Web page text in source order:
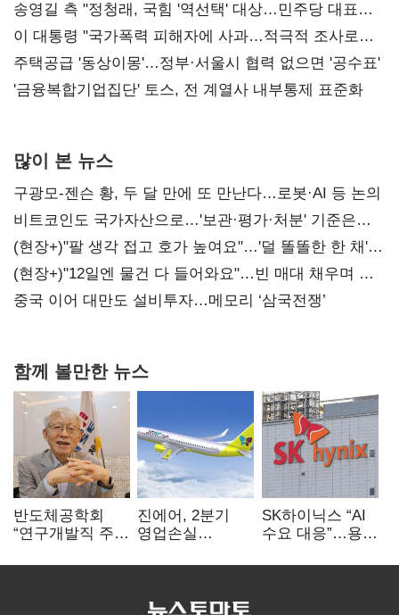
리모델링' 제안
송영길 측 "정청래, 국힘 '역선택' 대상…민주당 대표로
총선 지휘 못해"
이 대통령 "국가폭력 피해자에 사과…적극적 조사로
진실 밝혀야"
주택공급 '동상이몽'…정부·서울시 협력 없으면 '공수표'
'금융복합기업집단' 토스, 전 계열사 내부통제 표준화
많이 본 뉴스
구광모-젠슨 황, 두 달 만에 또 만난다…로봇·AI 등 논의
비트코인도 국가자산으로…'보관·평가·처분' 기준은
숙제
(현장+)"팔 생각 접고 호가 높여요"…'덜 똘똘한 한 채'
20억 키맞추기
(현장+)"12일엔 물건 다 들어와요"…빈 매대 채우며 문
연 홈플러스
중국 이어 대만도 설비투자…메모리 ‘삼국전쟁’
함께 볼만한 뉴스
반도체공학회
“연구개발직 주
개선해야”
진에어, 2분기
영업손실
상승 여파
SK하이닉스 “AI
수요 대응”…용인
투자